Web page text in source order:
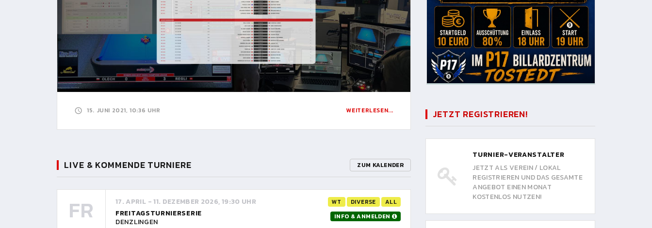
15. JUNI 2021, 10:36 UHR WEITERLESEN...
LIVE & KOMMENDE TURNIERE ZUM KALENDER
FR 17. APRIL - 11. DEZEMBER 2026, 19:30 UHR WT DIVERSE ALL
FREITAGSTURNIERSERIE
DENZLINGEN
INFO & ANMELDEN
JETZT REGISTRIEREN!
TURNIER-VERANSTALTER
JETZT ALS VEREIN / LOKAL
REGISTRIEREN UND DAS GESAMTE
ANGEBOT EINEN MONAT
KOSTENLOS NUTZEN!